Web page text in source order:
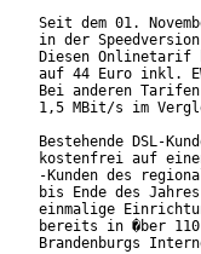
Seit dem 01.
in der
Diesen Onlinetarif
auf 44 Euro inkl.
Bei anderen
1,5 MBit/s im
Bestehende DSL-
kostenfrei auf
-Kunden des
bis Ende des
einmalige
bereits in �ber 110
Brandenburgs